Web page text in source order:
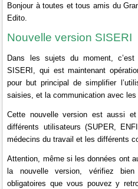
Bonjour à toutes et tous amis du
Edito.
Nouvelle version SISERI
Dans les sujets du moment,
SISERI, qui est maintenant
pour but principal de simplifier
saisies, et la communication avec
Cette nouvelle version est aussi
différents utilisateurs (SUPER,
médecins du travail et les différents
Attention, même si les données ont
la nouvelle version, vérifiez
obligatoires que vous pouvez y